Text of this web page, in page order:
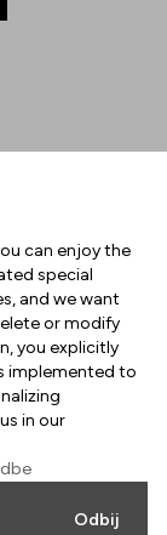
can enjoy the
special
and we want
or modify
you explicitly
implemented to
in our
Odbij